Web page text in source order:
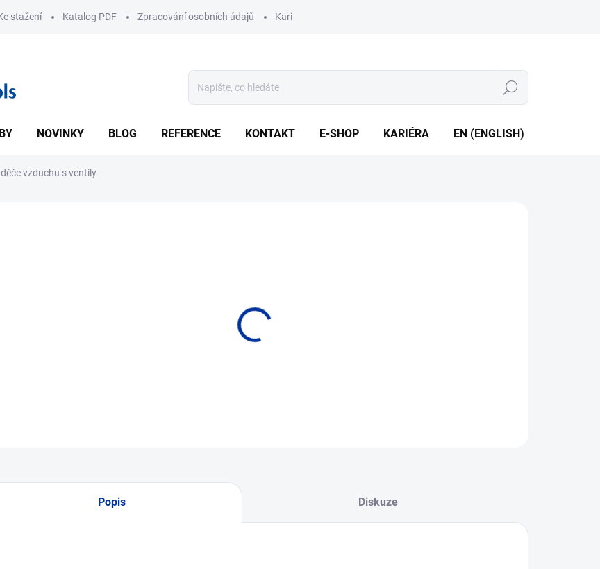
stažení Katalog PDF Zpracování osobních údajů Kariéra
Hledat
NOVINKY BLOG REFERENCE KONTAKT E-SHOP KARIÉRA EN (ENGLISH)
vzduchu s ventily
Popis Diskuze